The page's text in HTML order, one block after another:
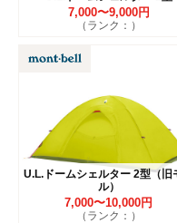
7,000〜9,000円
（ランク：）
U.L.ドームシェルター 2型（旧
ル）
7,000〜10,000円
（ランク：）